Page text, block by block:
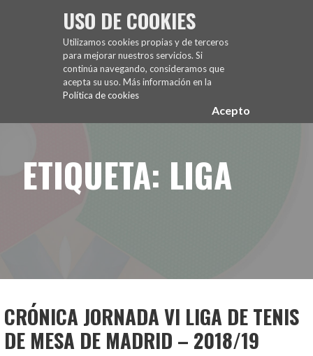
USO DE COOKIES
Utilizamos cookies propias y de terceros
para mejorar nuestros servicios. Si
continúa navegando, consideramos que
acepta su uso. Más información en la
Política de cookies
Acepto
FUENCARRAL EL PARDO TENIS DE MESA
ETIQUETA: LIGA
CRÓNICA JORNADA VI LIGA DE TENIS
DE MESA DE MADRID – 2018/19